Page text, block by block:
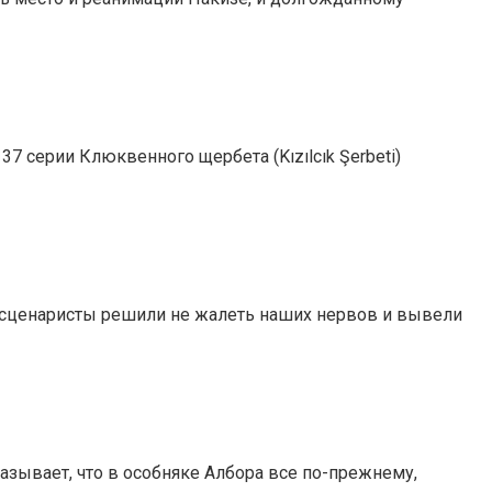
серии Клюквенного щербета (Kızılcık Şerbeti)
сценаристы решили не жалеть наших нервов и вывели
что в особняке Албора все по-прежнему,